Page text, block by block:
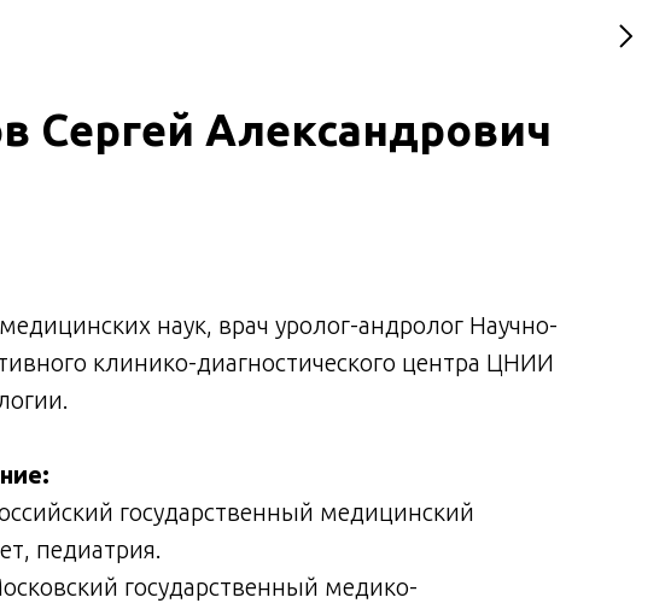
Сергей Александрович
наук, врач уролог-андролог Научно-
клинико-диагностического центра ЦНИИ
государственный медицинский
педиатрия.
государственный медико-